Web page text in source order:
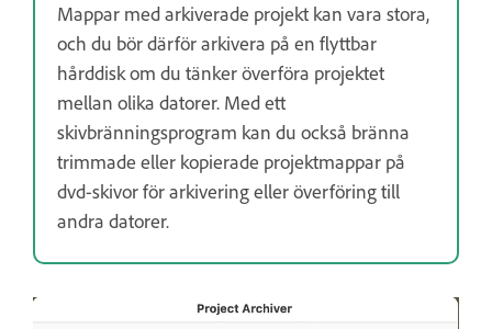
Mappar med arkiverade projekt kan vara stora,
och du bör därför arkivera på en flyttbar
hårddisk om du tänker överföra projektet
mellan olika datorer. Med ett
skivbränningsprogram kan du också bränna
trimmade eller kopierade projektmappar på
dvd-skivor för arkivering eller överföring till
andra datorer.